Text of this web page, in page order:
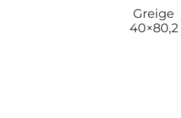
Greige
40×80,2